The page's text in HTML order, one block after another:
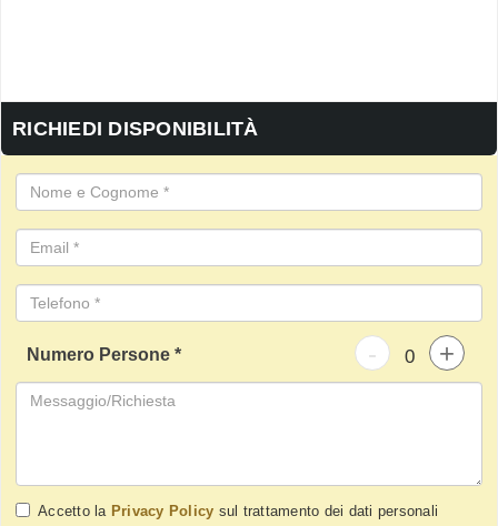
RICHIEDI DISPONIBILITÀ
Numero Persone * - +
Accetto la Privacy Policy sul trattamento dei dati personali